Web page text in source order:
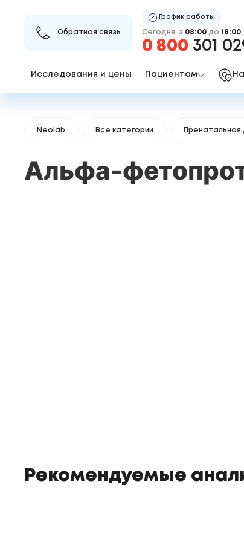
Обратная связь
График работы
Сегодня: з 08:00 до 18:00
0 800 301
Исследования и цены Пациентам
Neolab Все категории Пренатальная
Альфа-
Рекомендуемые